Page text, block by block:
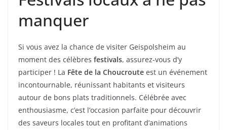
manquer
Si vous avez la chance de visiter Geispolsheim au
moment des célèbres festivals, assurez-vous d’y
participer ! La Fête de la Choucroute est un événement
incontournable, réunissant habitants et visiteurs
autour de bons plats traditionnels. Célébrée avec
enthousiasme, c’est l’occasion parfaite pour découvrir
des saveurs locales tout en profitant d’animations